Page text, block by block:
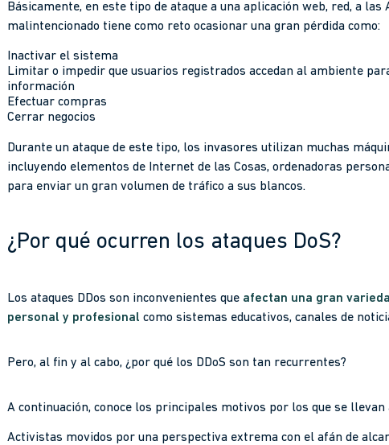
Básicamente, en este tipo de ataque a una aplicación web, red, a
malintencionado tiene como reto ocasionar una gran pérdida como:
Inactivar el sistema
Limitar o impedir que usuarios registrados accedan al ambiente
información
Efectuar compras
Cerrar negocios
Durante un ataque de este tipo, los invasores utilizan muchas
incluyendo elementos de Internet de las Cosas, ordenadoras
para enviar un gran volumen de tráfico a sus blancos.
¿Por qué ocurren los ataques DoS?
Los ataques DDos son inconvenientes que afectan una gran
personal y profesional como sistemas educativos, canales de
Pero, al fin y al cabo, ¿por qué los DDoS son tan recurrentes?
A continuación, conoce los principales motivos por los que se llevan
Activistas movidos por una perspectiva extrema con el afán de